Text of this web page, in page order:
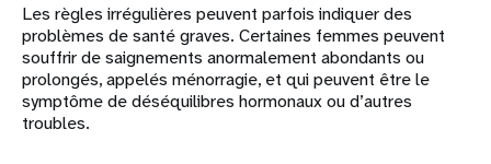
Les règles irrégulières peuvent parfois indiquer des
problèmes de santé graves. Certaines femmes peuvent
souffrir de saignements anormalement abondants ou
prolongés, appelés ménorragie, et qui peuvent être le
symptôme de déséquilibres hormonaux ou d’autres
troubles.